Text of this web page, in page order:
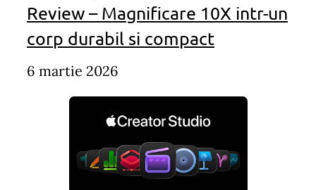
Review – Magnificare 10X intr-un
corp durabil si compact
6 martie 2026